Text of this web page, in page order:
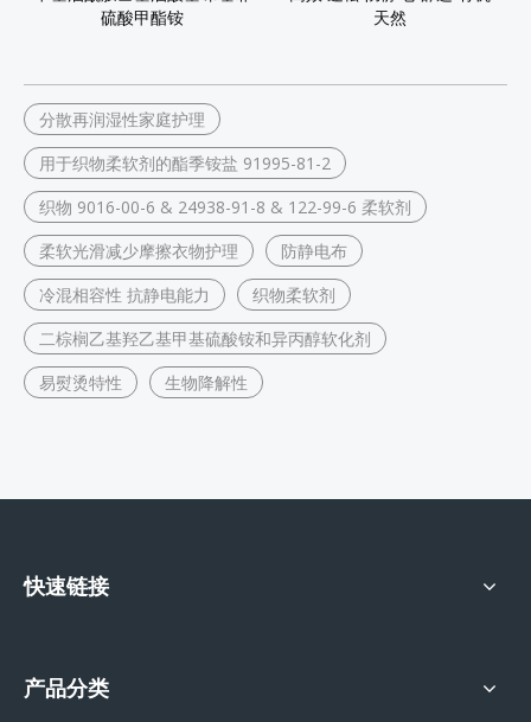
硫酸甲酯铵
天然
分散再润湿性家庭护理
用于织物柔软剂的酯季铵盐 91995-81-2
织物 9016-00-6 & 24938-91-8 & 122-99-6 柔软剂
柔软光滑减少摩擦衣物护理
防静电布
冷混相容性 抗静电能力
织物柔软剂
二棕榈乙基羟乙基甲基硫酸铵和异丙醇软化剂
易熨烫特性
生物降解性
快速链接
产品分类